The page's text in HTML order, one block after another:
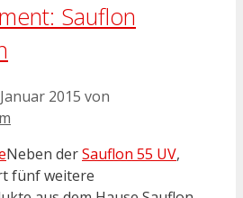
Sauflon
2015 von
Neben derSauflon 55 UV,
fünf weitere